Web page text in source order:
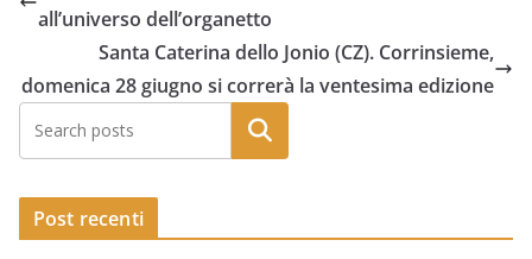
all’universo dell’organetto
Santa Caterina dello Jonio (CZ). Corrinsieme,
domenica 28 giugno si correrà la ventesima edizione
Post recenti